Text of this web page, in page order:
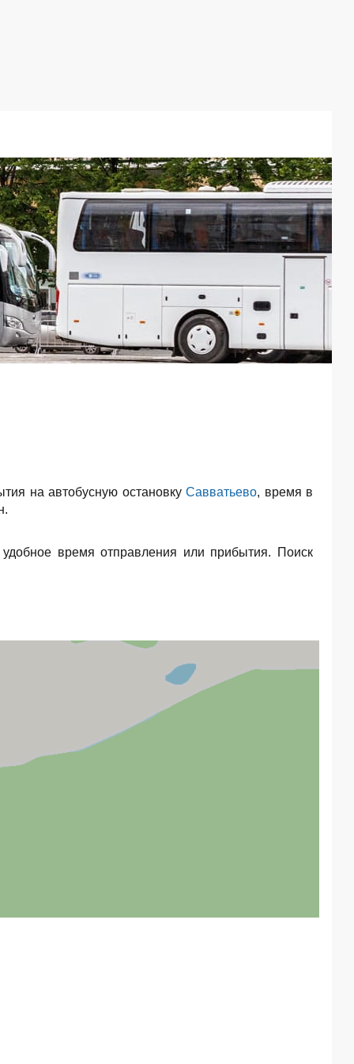
на автобусную остановкуСавватьево, время в
время отправления или прибытия. Поиск